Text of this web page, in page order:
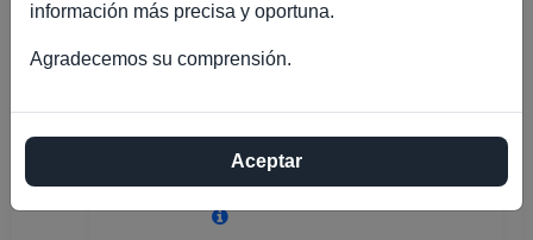
Máximo nivel de
información más precisa y oportuna.
Agradecemos su comprensión.
Aceptar